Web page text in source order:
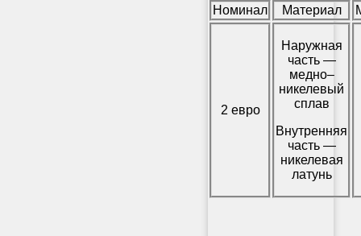
Номинал Материал
2 евро
Наружная
часть —
медно–
никелевый
сплав
Внутренняя
часть —
никелевая
латунь